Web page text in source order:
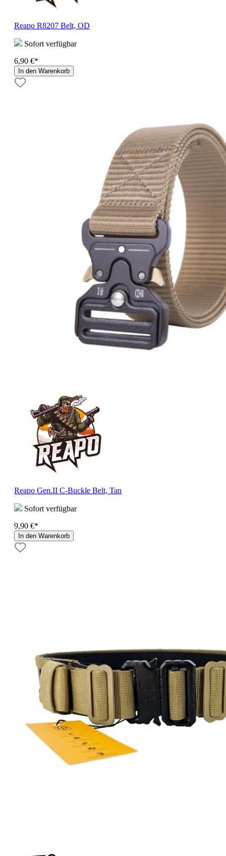
Reapo R8207 Belt, OD
Sofort verfügbar
6,90 €*
In den Warenkorb
Reapo Gen.II C-Buckle Belt, Tan
Sofort verfügbar
9,90 €*
In den Warenkorb